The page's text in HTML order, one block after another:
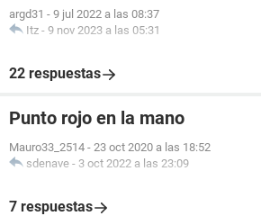
argd31 - 9 jul 2022 a las 08:37
Itz - 9 nov 2023 a las 05:31
22 respuestas
Punto rojo en la mano
Mauro33_2514 - 23 oct 2020 a las 18:52
sdenave - 3 oct 2022 a las 23:09
7 respuestas